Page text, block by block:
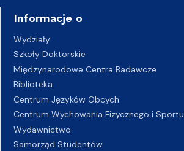
Informacje o
Wydziały
Szkoły Doktorskie
Międzynarodowe Centra Badawcze
Biblioteka
Centrum Języków Obcych
Centrum Wychowania Fizycznego i Sportu
Wydawnictwo
Samorząd Studentów